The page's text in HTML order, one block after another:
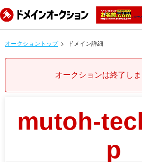
オークショントップ ドメイン詳細
オークションは終了しま
mutoh-
p